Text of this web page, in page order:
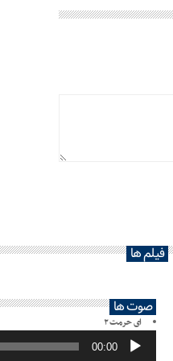
فیلم ها
صوت ها
ای حرمت ۲
پخش‌کننده
صوت 00:00